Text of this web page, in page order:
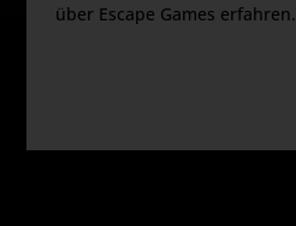
über Escape Games erfahren.